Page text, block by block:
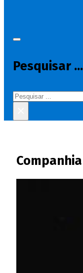
Pesquisar ...
Pesquisar